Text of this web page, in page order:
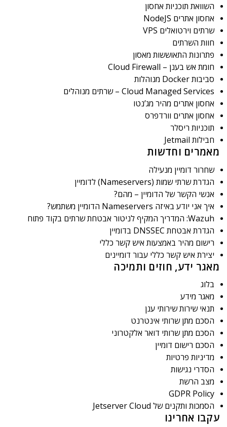
השוואת תוכניות אחסון
אחסון אתרים NodeJS
שרתים וירטואלים VPS
חוות השרתים
פתרונות התאוששות מאסון
חומת אש בענן – Cloud Firewall
סביבות Docker מנוהלות
Cloud Managed Services – שרתים מנוהלים
אחסון אתרים מהיר מג’נטו
אחסון אתרים וורדפרס
תוכניות ריסלר
חבילות Jetmail
מאגר ידע, חוזים ותמיכה
בלוג
מאגר מידע
תנאי שירות שירותי ענן
הסכם מתן שרותי אינטרנט
הסכם מתן שרותי דואר אלקטרוני
הסכם רישום דומיין
מדיניות פרטיות
הסדרי נגישות
מצב הרשת
GDPR Policy
הסמכות ותקנים של Jetserver Cloud
מאמרים וחדשות
שחרור דומיין מנעילה
הגדרת שרתי שמות (Nameservers) לדומיין
אנשי הקשר של הדומיין – מהם?
איך אני יודע באיזה Nameservers הדומיין משתמש?
Wazuh: המדריך המקיף לניטור אבטחת שרתים בקוד פתוח
הגדרת אבטחת DNSSEC בדומיין
רישום מהיר באמצעות איש קשר כללי
יצירת איש קשר כללי עבור דומיינים
עקבו אחרינו